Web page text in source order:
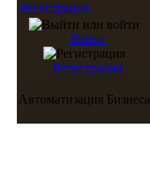
Регистрация
Войти
Регистрация
Автоматизация Бизнеса